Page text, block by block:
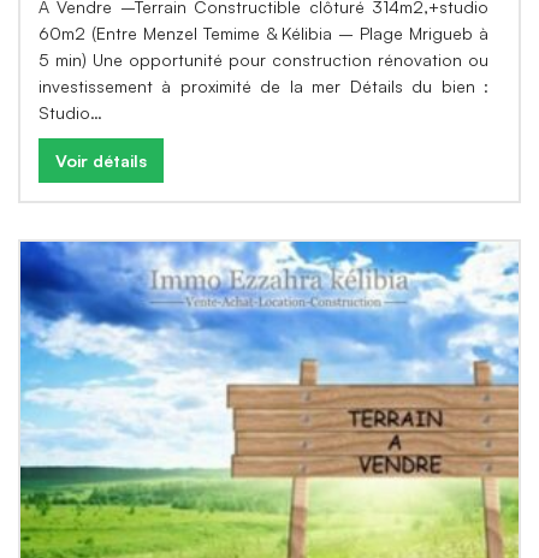
À Vendre –Terrain Constructible clôturé 314m2,+studio
60m2 (Entre Menzel Temime & Kélibia – Plage Mrigueb à
5 min) Une opportunité pour construction rénovation ou
investissement à proximité de la mer Détails du bien :
Studio…
Voir détails